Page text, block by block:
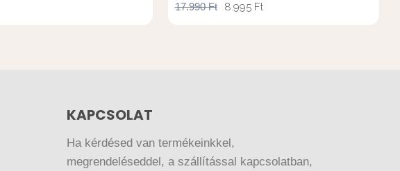
17.990Ft 8.995 Ft
KAPCSOLAT
Ha kérdésed van termékeinkkel,
megrendeléseddel, a szállítással kapcsolatban,